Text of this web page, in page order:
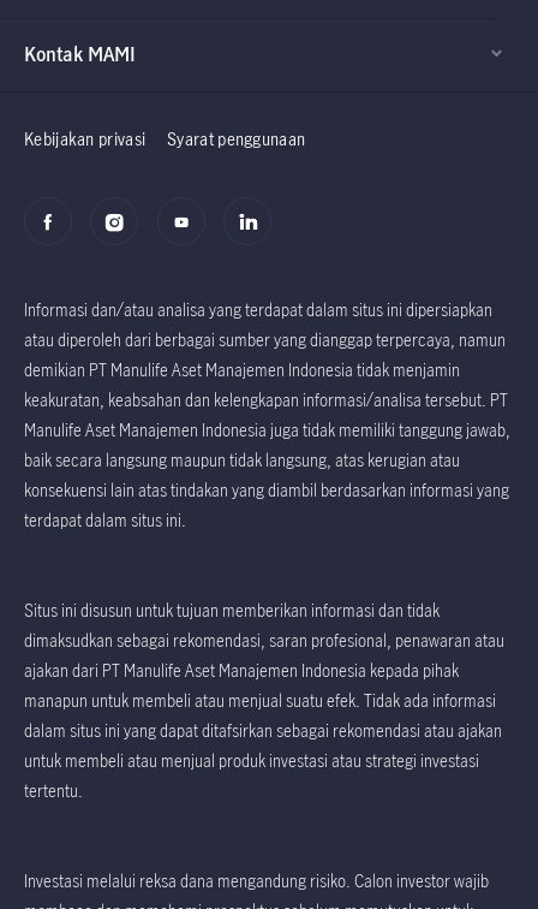
Factsheet dan
Kontak MAMI
Kebijakan privasi Syarat penggunaan
Informasi dan/atau analisa yang terdapat dalam situs ini dipersiapkan
atau diperoleh dari berbagai sumber yang dianggap terpercaya, namun
demikian PT Manulife Aset Manajemen Indonesia tidak menjamin
keakuratan, keabsahan dan kelengkapan informasi/analisa tersebut. PT
Manulife Aset Manajemen Indonesia juga tidak memiliki tanggung jawab,
baik secara langsung maupun tidak langsung, atas kerugian atau
konsekuensi lain atas tindakan yang diambil berdasarkan informasi yang
terdapat dalam situs ini.
Situs ini disusun untuk tujuan memberikan informasi dan tidak
dimaksudkan sebagai rekomendasi, saran profesional, penawaran atau
ajakan dari PT Manulife Aset Manajemen Indonesia kepada pihak
manapun untuk membeli atau menjual suatu efek. Tidak ada informasi
dalam situs ini yang dapat ditafsirkan sebagai rekomendasi atau ajakan
untuk membeli atau menjual produk investasi atau strategi investasi
tertentu.
Investasi melalui reksa dana mengandung risiko. Calon investor wajib